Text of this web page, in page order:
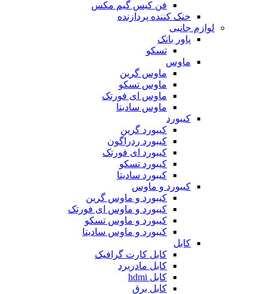
فن کیس گیم مکس
خنک کننده پردازنده
لوازم جانبی
پاور بانک
تسکو
ماوس
ماوس گرین
ماوس تسکو
ماوس ای فورتک
ماوس سادیتا
کیبورد
کیبورد گرین
کیبورد ردراگون
کیبورد ای فورتک
کیبورد تسکو
کیبورد سادیتا
کیبورد و ماوس
کیبورد و ماوس گرین
کیبورد و ماوس ای فورتک
کیبورد و ماوس تسکو
کیبورد و ماوس سادیتا
کابل
کابل کارت گرافیک
کابل مادربرد
کابل hdmi
کابل برق